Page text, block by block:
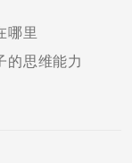
哪里
的思维能力